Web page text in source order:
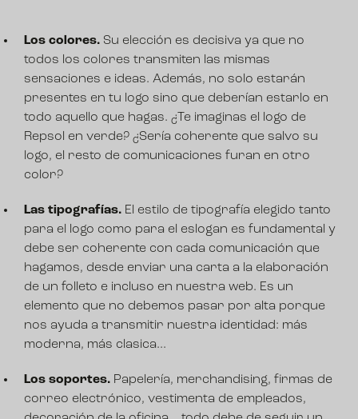
Los colores. Su elección es decisiva ya que no
todos los colores transmiten las mismas
sensaciones e ideas. Además, no solo estarán
presentes en tu logo sino que deberían estarlo en
todo aquello que hagas. ¿Te imaginas el logo de
Repsol en verde? ¿Sería coherente que salvo su
logo, el resto de comunicaciones furan en otro
color?
Las tipografías. El estilo de tipografía elegido tanto
para el logo como para el eslogan es fundamental y
debe ser coherente con cada comunicación que
hagamos, desde enviar una carta a la elaboración
de un folleto e incluso en nuestra web. Es un
elemento que no debemos pasar por alta porque
nos ayuda a transmitir nuestra identidad: más
moderna, más clasica...
Los soportes. Papelería, merchandising, firmas de
correo electrónico, vestimenta de empleados,